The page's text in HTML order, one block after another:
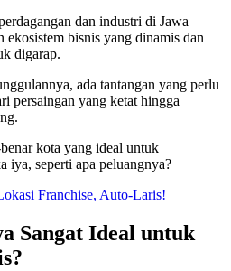
dan industri di Jawa
ekosistem bisnis yang dinamis dan
digarap.
ada tantangan yang perlu
persaingan yang ketat hingga
kota yang ideal untuk
iya, seperti apa peluangnya?
Franchise, Auto-Laris!
Sangat Ideal untuk